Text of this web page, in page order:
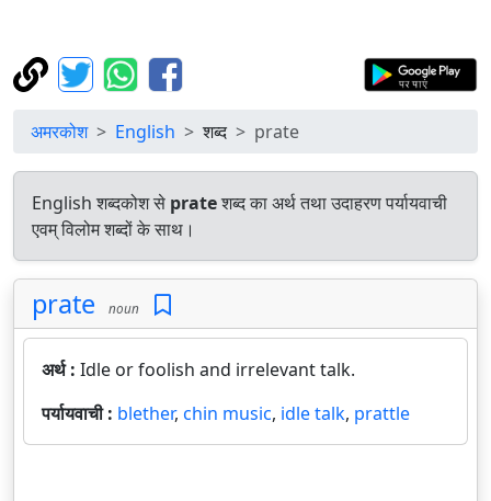
अमरकोश English शब्द prate
English शब्दकोश से prateशब्द का अर्थ तथा उदाहरण पर्यायवाची
एवम् विलोम शब्दों के साथ।
prate noun
अर्थ : Idle or foolish and irrelevant talk.
पर्यायवाची : blether, chin music, idle talk, prattle